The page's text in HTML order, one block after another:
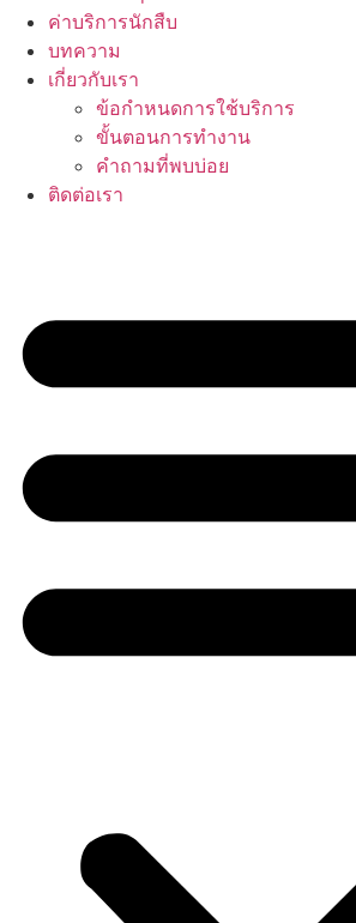
ค่าบริการนักสืบ
บทความ
เกี่ยวกับเรา
ข้อกำหนดการใช้บริการ
ขั้นตอนการทำงาน
คำถามที่พบบ่อย
ติดต่อเรา